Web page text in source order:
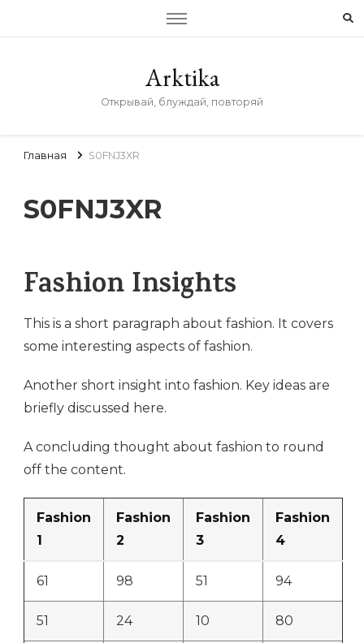
Arktika
Открывай, блуждай, повторяй
Главная S0FNJ3XR
S0FNJ3XR
Fashion Insights
This is a short paragraph about fashion. It covers
some interesting aspects of fashion.
Another short insight into fashion. Key ideas are
briefly discussed here.
A concluding thought about fashion to round
off the content.
Fashion
1
Fashion
2
Fashion
3
Fashion
4
61 98 51 94
51 24 10 80